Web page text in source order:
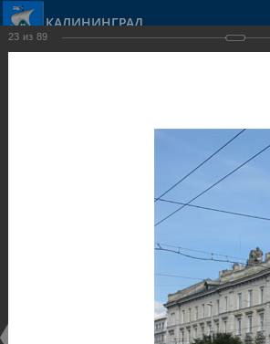
КАЛИНИНГРАД
Достопримечательности
Общественные здания и сооружения
23 из 89